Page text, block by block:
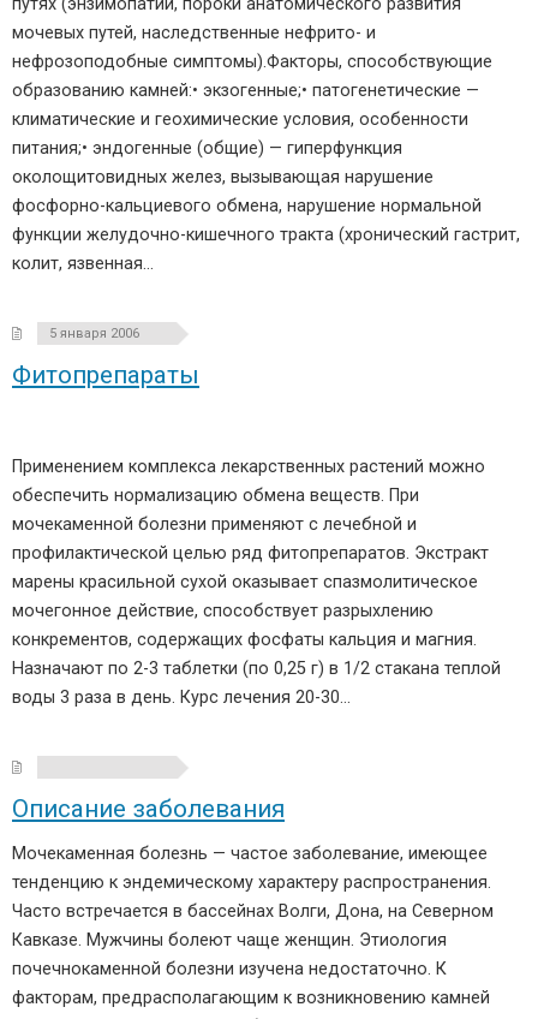
путях (энзимопатии, пороки анатомического развития
мочевых путей, наследственные нефрито- и
нефрозоподобные симптомы).Факторы, способствующие
образованию камней:• экзогенные;• патогенетические —
климатические и геохимические условия, особенности
питания;• эндогенные (общие) — гиперфункция
околощитовидных желез, вызывающая нарушение
фосфорно-кальциевого обмена, нарушение нормальной
функции желудочно-кишечного тракта (хронический гастрит,
колит, язвенная…
5 января 2006
Фитопрепараты
Применением комплекса лекарственных растений можно
обеспечить нормализацию обмена веществ. При
мочекаменной болезни применяют с лечебной и
профилактической целью ряд фитопрепаратов. Экстракт
марены красильной сухой оказывает спазмолитическое
мочегонное действие, способствует разрыхлению
конкрементов, содержащих фосфаты кальция и магния.
Назначают по 2-3 таблетки (по 0,25 г) в 1/2 стакана теплой
воды 3 раза в день. Курс лечения 20-30…
Описание заболевания
Мочекаменная болезнь — частое заболевание, имеющее
тенденцию к эндемическому характеру распространения.
Часто встречается в бассейнах Волги, Дона, на Северном
Кавказе. Мужчины болеют чаще женщин. Этиология
почечнокаменной болезни изучена недостаточно. К
факторам, предрасполагающим к возникновению камней